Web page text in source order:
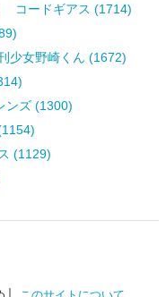
コードギアス (1714)
少女野崎くん (1672)
ンズ (1300)
(1129)